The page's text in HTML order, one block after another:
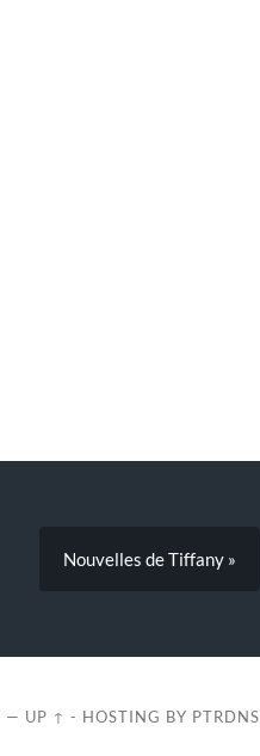
Nouvelles de Tiffany »
— UP ↑ - HOSTING BY PTRDNS